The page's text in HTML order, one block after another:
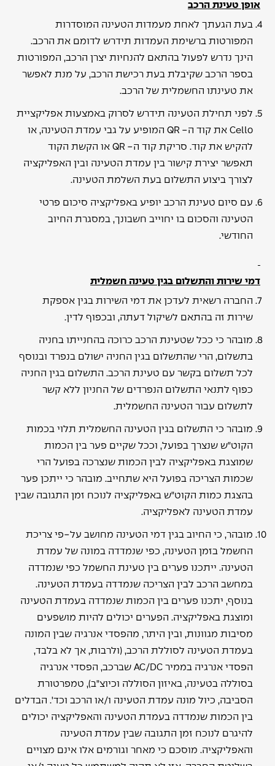
אופן טעינת הרכב
בעת הגעתך לאחת מעמדות הטעינה המוסדרות
המפורטות ברשימת העמדות תידרש לדומם את הרכב.
הינך נדרש לפעול בהתאם להנחיות יצרן הרכב, המפורטות
בספר הרכב שקיבלת בעת רכישת הרכב, על מנת לאפשר
את טעינתו החשמלית של הרכב.
לפני תחילת הטעינה תידרש לסרוק באמצעות אפליקציית
Cello את קוד ה- QR המופיע על גבי עמדת הטעינה, או
להקיש את קוד. סריקת קוד ה- QR או הקשת הקוד
תאפשר יצירת קישור בין עמדת הטעינה ובין האפליקציה
לצורך ביצוע התשלום בעת השלמת הטעינה.
עם סיום טעינת הרכב יופיע באפליקציה סיכום פרטי
הטעינה והסכום בו יחוייב חשבונך, במסגרת החיוב
החודשי.
דמי שירות והתשלום בגין טעינה חשמלית
החברה רשאית לעדכן את דמי השירות בגין אספקת
שירות זה בהתאם לשיקול דעתה, ובכפוף לדין.
מובהר כי ככל שטעינת הרכב כרוכה בהחנייתו בחניה
בתשלום, הרי שהתשלום בגין החניה ישולם בנפרד ובנוסף
לכל תשלום בקשר עם טעינת הרכב. התשלום בגין החניה
כפוף לתנאי התשלום הנפרדים של החניון ללא קשר
לתשלום עבור הטעינה החשמלית.
מובהר כי התשלום בגין הטעינה החשמלית תלוי בכמות
הקוט"ש שנצרך בפועל, וככל שקיים פער בין הכמות
שמוצגת באפליקציה לבין הכמות שנצרכה בפועל הרי
שכמות הצריכה בפועל היא שתחייב. מובהר כי ייתכן פער
בהצגת כמות הקוט"ש באפליקציה לנוכח זמן התגובה שבין
עמדת הטעינה לאפליקציה.
מובהר, כי החיוב בגין דמי הטעינה מחושב על-פי צריכת
החשמל בזמן הטעינה, כפי שנמדדה במונה של עמדת
הטעינה. ייתכנו פערים בין טעינת החשמל כפי שנמדדה
במחשב הרכב לבין הצריכה שנמדדה בעמדת הטעינה.
בנוסף, יתכנו פערים בין הכמות שנמדדה בעמדת הטעינה
ומוצגת באפליקציה. הפערים יכולים להיות מושפעים
מסיבות מגוונות, ובין היתר, מהפסדי אנרגיה שבין המונה
בעמדת הטעינה לסוללת הרכב, (ולרבות, אך לא בלבד,
הפסדי אנרגיה בממיר AC/DC שברכב, הפסדי אנרגיה
בסוללה בטעינה, באיזון הסוללה וכיוצ"ב), טמפרטורת
הסביבה, כיול מונה עמדת הטעינה ו/או הרכב וכד'. הבדלים
בין הכמות שנמדדה בעמדת הטעינה והאפליקציה יכולים
להיגרם לנוכח זמן התגובה שבין עמדת הטעינה
והאפליקציה. מוסכם כי מאחר וגורמים אלו אינם מצויים